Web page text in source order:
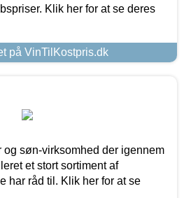
Klik her for at se deres
på VinTilKostpris.dk
og søn-virksomhed der igennem
et stort sortiment af
har råd til. Klik her for at se